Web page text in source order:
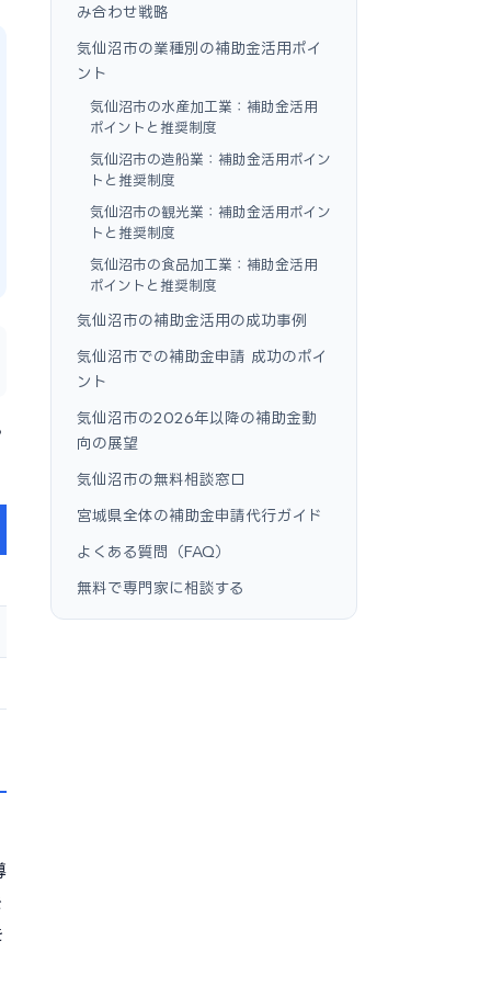
み合わせ戦略
気仙沼市の業種別の補助金活用ポイ
ント
気仙沼市の水産加工業：補助金活用
ポイントと推奨制度
気仙沼市の造船業：補助金活用ポイン
トと推奨制度
気仙沼市の観光業：補助金活用ポイン
トと推奨制度
気仙沼市の食品加工業：補助金活用
ポイントと推奨制度
気仙沼市の補助金活用の成功事例
気仙沼市での補助金申請 成功のポイ
ント
気仙沼市の2026年以降の補助金動
向の展望
気仙沼市の無料相談窓口
宮城県全体の補助金申請代行ガイド
よくある質問（FAQ）
無料で専門家に相談する